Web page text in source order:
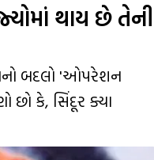
થાય છે તેની
બદલો 'ઓપરેશન
છો કે, સિંદૂર ક્યા